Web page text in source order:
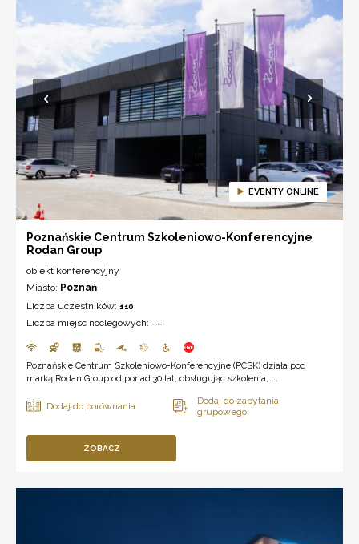
EVENTY ONLINE
Poznańskie Centrum Szkoleniowo-Konferencyjne
Rodan Group
obiekt konferencyjny
Miasto: Poznań
Liczba uczestników: 110
Liczba miejsc noclegowych: ---
Poznańskie Centrum Szkoleniowo-Konferencyjne (PCSK) działa pod
marką Rodan Group od ponad 30 lat, obsługując szkolenia, ...
ZOBACZ